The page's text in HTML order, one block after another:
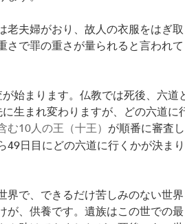
老夫婦がおり、故人の衣服をはぎ取
さで罪の重さが量られると言われて
始まります。仏教では死後、六道
生まれ変わりますが、どの六道に
む10人の王（十王）が順番に審査し
49日目にどの六道に行くかが決まり
界で、できるだけ苦しみのない世界
が、供養です。遺族はこの世での最